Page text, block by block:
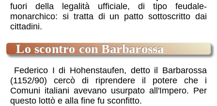
fuori della legalità ufficiale, di tipo feudale-
monarchico: si tratta di un patto sottoscritto dai
cittadini.
lo scontro con Barbarossa
Federico I di Hohenstaufen, detto il Barbarossa
(1152/90) cercò di riprendere il potere che i
Comuni italiani avevano usurpato all'Impero. Per
questo lottò e alla fine fu sconfitto.